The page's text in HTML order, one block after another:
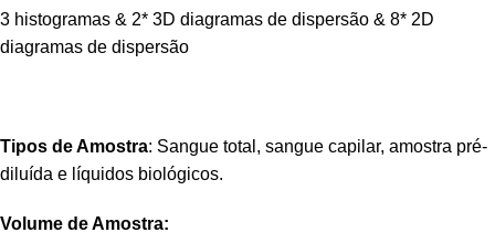
3 histogramas & 2* 3D diagramas de dispersão & 8* 2D
diagramas de dispersão
Tipos de Amostra: Sangue total, sangue capilar, amostra pré-
diluída e líquidos biológicos.
Volume de Amostra: